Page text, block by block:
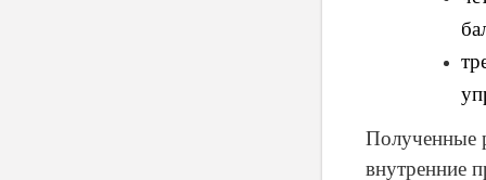
Полученные
внутренние